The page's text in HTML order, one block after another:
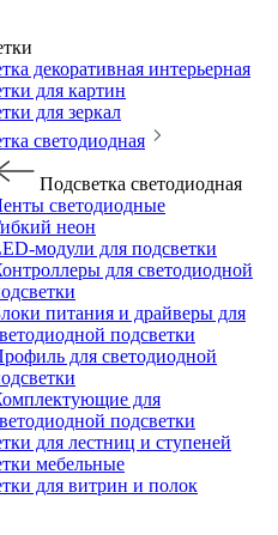
декоративная интерьерная
для картин
для зеркал
светодиодная
Подсветка светодиодная
светодиодные
неон
модули для подсветки
для светодиодной
питания и драйверы для
подсветки
для светодиодной
для
подсветки
для лестниц и ступеней
мебельные
для витрин и полок